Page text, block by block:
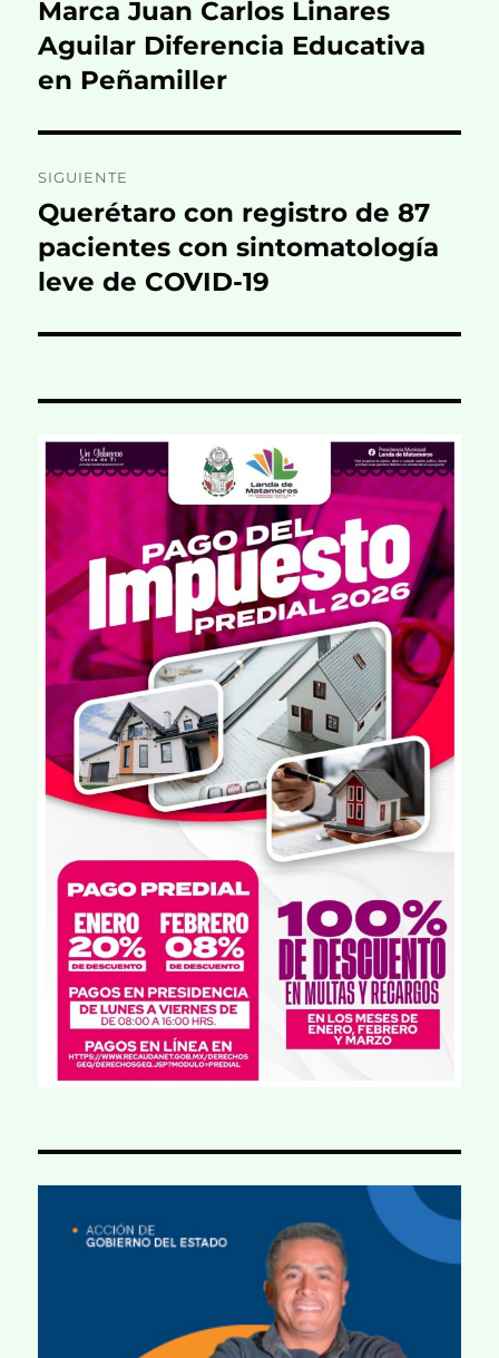
entradas
Entrada
anterior:
Marca Juan Carlos Linares
Aguilar Diferencia Educativa
en Peñamiller
SIGUIENTE
Entrada
siguiente:
Querétaro con registro de 87
pacientes con sintomatología
leve de COVID-19